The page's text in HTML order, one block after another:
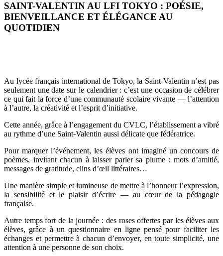
SAINT-VALENTIN AU LFI TOKYO : POÉSIE,
BIENVEILLANCE ET ÉLÉGANCE AU
QUOTIDIEN
Au lycée français international de Tokyo, la Saint-Valentin n’est pas
seulement une date sur le calendrier : c’est une occasion de célébrer
ce qui fait la force d’une communauté scolaire vivante — l’attention
à l’autre, la créativité et l’esprit d’initiative.
Cette année, grâce à l’engagement du CVLC, l’établissement a vibré
au rythme d’une Saint-Valentin aussi délicate que fédératrice.
Pour marquer l’événement, les élèves ont imaginé un concours de
poèmes, invitant chacun à laisser parler sa plume : mots d’amitié,
messages de gratitude, clins d’œil littéraires…
Une manière simple et lumineuse de mettre à l’honneur l’expression,
la sensibilité et le plaisir d’écrire — au cœur de la pédagogie
française.
Autre temps fort de la journée : des roses offertes par les élèves aux
élèves, grâce à un questionnaire en ligne pensé pour faciliter les
échanges et permettre à chacun d’envoyer, en toute simplicité, une
attention à une personne de son choix.